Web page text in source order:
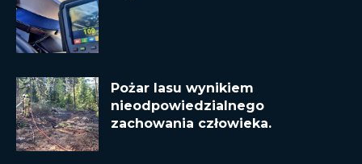
Pożar lasu wynikiem
nieodpowiedzialnego
zachowania człowieka.